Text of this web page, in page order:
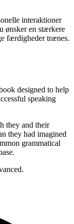
interaktioner
ønsker en stærkere
færdigheder trænes.
designed to help
speaking
they and their
they had imagined
grammatical